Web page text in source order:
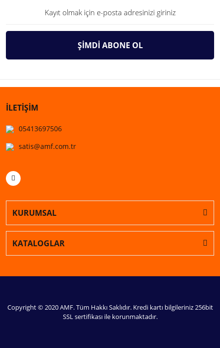
ŞİMDİ ABONE OL
İLETİŞİM
05413697506
satis@amf.com.tr
KURUMSAL
KATALOGLAR
Copyright © 2020 AMF. Tüm Hakkı Saklıdır. Kredi kartı bilgileriniz 256bit
SSL sertifikası ile korunmaktadır.